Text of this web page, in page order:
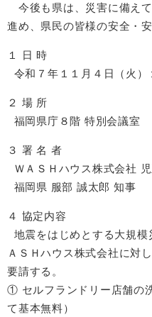
今後も県は、災害に備え
進め、県民の皆様の安全・
１ 日 時
令和７年１１月４日（火
２ 場 所
福岡県庁８階 特別会議室
３ 署 名 者
ＷＡＳＨハウス株式会社
福岡県 服部 誠太郎 知事
４ 協定内容
地震をはじめとする大規
ＡＳＨハウス株式会社に対
要請する。
① セルフランドリー店舗の
て基本無料）